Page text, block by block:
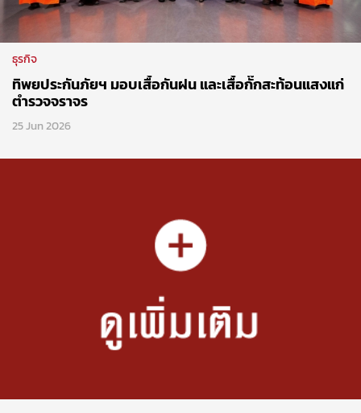
ธุรกิจ
ทิพยประกันภัยฯ มอบเสื้อกันฝน และเสื้อกั๊กสะท้อนแสงแก่
ตำรวจจราจร
25 Jun 2026